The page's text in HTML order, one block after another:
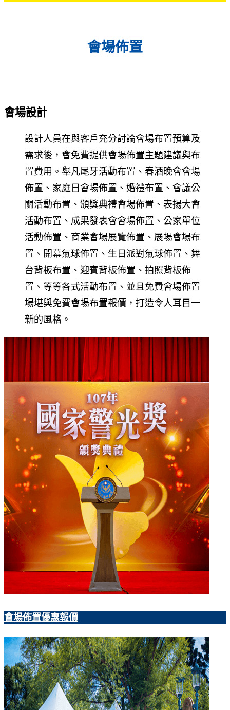
會場佈置
會場設計
設計人員在與客戶充分討論會場布置預算及
需求後，會免費提供會場佈置主題建議與布
置費用。舉凡尾牙活動布置、春酒晚會會場
佈置、家庭日會場佈置、婚禮布置、會議公
關活動布置、頒獎典禮會場佈置、表揚大會
活動布置、成果發表會會場佈置、公家單位
活動佈置、商業會場展覽佈置、展場會場布
置、開幕氣球佈置、生日派對氣球佈置、舞
台背板布置、迎賓背板佈置、拍照背板佈
置、等等各式活動布置、並且免費會場佈置
場堪與免費會場布置報價，打造令人耳目一
新的風格。
會場佈置優惠報價